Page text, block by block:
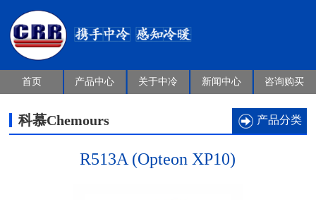
首页 产品中心 关于中冷 新闻中心 咨询购买
科慕Chemours 产品分类
R513A (Opteon XP10)